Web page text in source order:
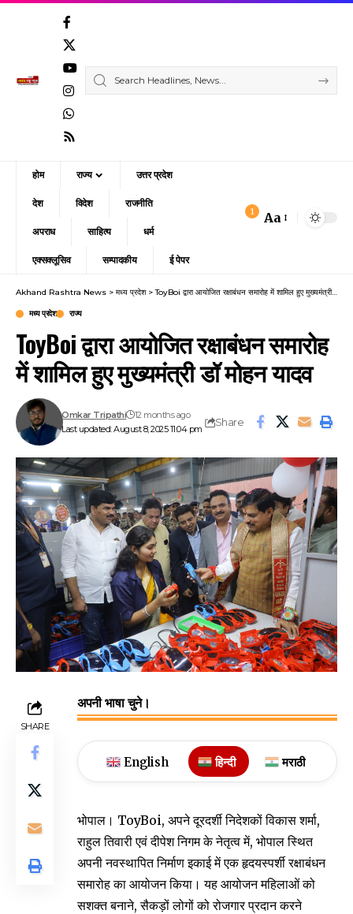
होम राज्य उत्तर प्रदेश
देश विदेश राजनीति
अपराध साहित्य धर्म
एक्सक्लूसिव सम्पादकीय ई पेपर
1
Font
Aa
Akhand Rashtra News > मध्य प्रदेश>ToyBoi द्वारा आयोजित रक्षाबंधन समारोह में शामिल हुए मुख्यमंत्री डॉ मोहन यादव
मध्य प्रदेश राज्य
ToyBoi द्वारा आयोजित रक्षाबंधन समारोह
में शामिल हुए मुख्यमंत्री डॉ मोहन यादव
Last updated: August 8, 2025 11:04 pm
Omkar Tripathi 12 months ago
Share
SHARE
अपनी भाषा चुने।
English हिन्दी मराठी
भोपाल। ToyBoi, अपने दूरदर्शी निदेशकों विकास शर्मा,
राहुल तिवारी एवं दीपेश निगम के नेतृत्व में, भोपाल स्थित
अपनी नवस्थापित निर्माण इकाई में एक हृदयस्पर्शी रक्षाबंधन
समारोह का आयोजन किया। यह आयोजन महिलाओं को
सशक्त बनाने, सैकड़ों लोगों को रोजगार प्रदान करने